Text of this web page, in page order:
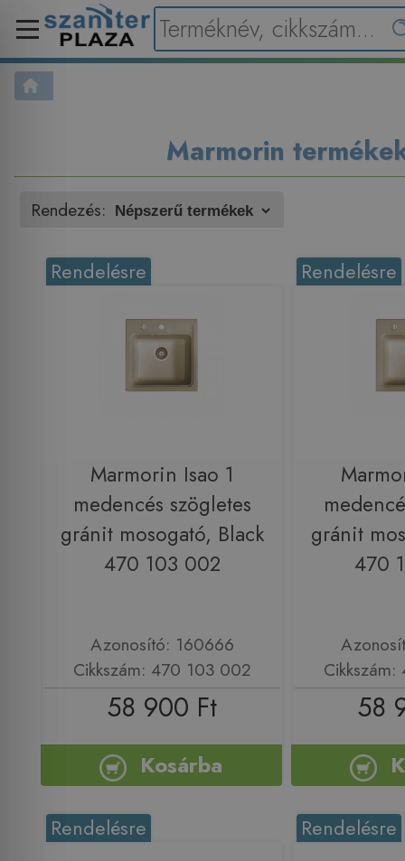
Marmorin
Rendezés:
Rendelésre
Marmorin Isao 1
medencés szögletes
gránit mosogató, Black
470 103 002
Azonosító: 160666
Cikkszám: 470 103 002
58 900 Ft
Kosárba
Rendelésre
gránit
470
58
Rendelésre Rendelésre